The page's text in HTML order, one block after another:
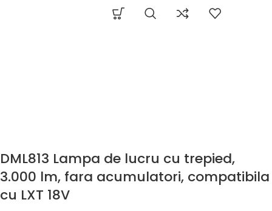
DML813 Lampa de lucru cu trepied,
3.000 lm, fara acumulatori, compatibila
cu LXT 18V